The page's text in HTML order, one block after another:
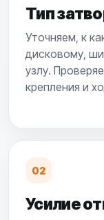
Тип
Уточняем, к
дисковому,
узлу.
крепления и
02
Усилие